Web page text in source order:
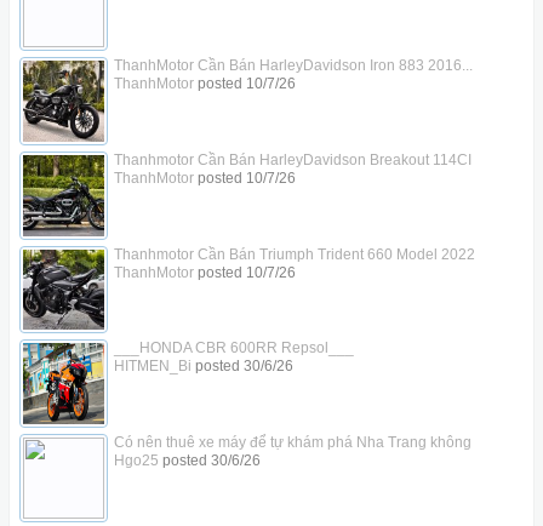
ThanhMotor Cần Bán HarleyDavidson Iron 883 2016...
ThanhMotorposted 10/7/26
Thanhmotor Cần Bán HarleyDavidson Breakout 114CI
ThanhMotorposted 10/7/26
Thanhmotor Cần Bán Triumph Trident 660 Model 2022
ThanhMotorposted 10/7/26
___HONDA CBR 600RR Repsol___
HITMEN_Bi posted 30/6/26
Có nên thuê xe máy để tự khám phá Nha Trang không
Hgo25 posted 30/6/26